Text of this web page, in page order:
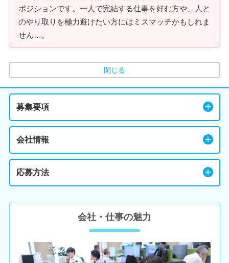
ポジションです。一人で完結する仕事を好む方や、人と
のやり取りを極力避けたい方にはミスマッチかもしれま
せん…。
閉じる
募集要項
会社情報
応募方法
会社・仕事の魅力